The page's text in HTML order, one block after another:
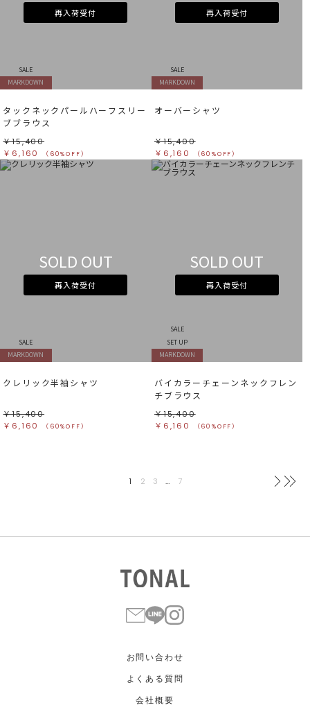
再入荷受付
SALE
MARKDOWN
タックネックパールハーフスリー
ブブラウス
￥15,400
￥6,160
（60%OFF）
再入荷受付
SALE
MARKDOWN
オーバーシャツ
￥15,400
￥6,160
（60%OFF）
SOLD OUT
再入荷受付
SALE
MARKDOWN
クレリック半袖シャツ
￥15,400
￥6,160
（60%OFF）
SOLD OUT
再入荷受付
SALE
SET UP
MARKDOWN
バイカラーチェーンネックフレン
チブラウス
￥15,400
￥6,160
（60%OFF）
1 2 3 … 7 次へ
お問い合わせ
よくある質問
会社概要